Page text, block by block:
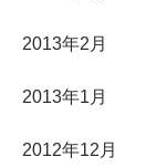
2013年2月
2013年1月
2012年12月